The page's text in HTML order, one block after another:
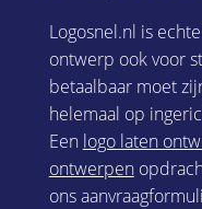
Logosnel.nl is
ontwerp ook voor
betaalbaar moet
helemaal op
Een logo laten
ontwerpen
ons